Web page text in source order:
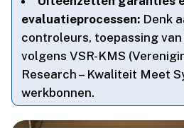
evaluatieprocessen: Denk
controleurs, toepassing
volgens VSR-KMS
Research – Kwaliteit Meet
werkbonnen.​